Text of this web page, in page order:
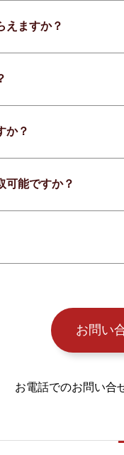
えますか？
か？
可能ですか？
お問い
お電話でのお問い合